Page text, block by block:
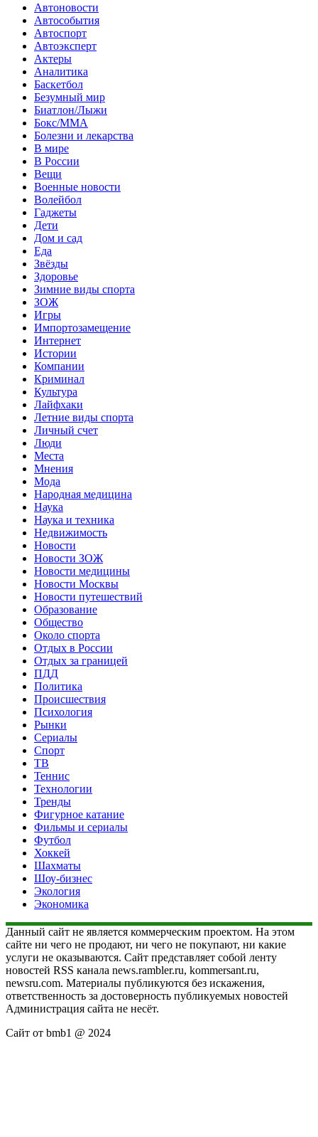
Автоновости
Автособытия
Автоспорт
Автоэксперт
Актеры
Аналитика
Баскетбол
Безумный мир
Биатлон/Лыжи
Бокс/MMA
Болезни и лекарства
В мире
В России
Вещи
Военные новости
Волейбол
Гаджеты
Дети
Дом и сад
Еда
Звёзды
Здоровье
Зимние виды спорта
ЗОЖ
Игры
Импортозамещение
Интернет
Истории
Компании
Криминал
Культура
Лайфхаки
Летние виды спорта
Личный счет
Люди
Места
Мнения
Мода
Народная медицина
Наука
Наука и техника
Недвижимость
Новости
Новости ЗОЖ
Новости медицины
Новости Москвы
Новости путешествий
Образование
Общество
Около спорта
Отдых в России
Отдых за границей
ПДД
Политика
Происшествия
Психология
Рынки
Сериалы
Спорт
ТВ
Теннис
Технологии
Тренды
Фигурное катание
Фильмы и сериалы
Футбол
Хоккей
Шахматы
Шоу-бизнес
Экология
Экономика
Данный сайт не является коммерческим проектом. На этом
сайте ни чего не продают, ни чего не покупают, ни какие
услуги не оказываются. Сайт представляет собой ленту
новостей RSS канала news.rambler.ru, kommersant.ru,
newsru.com. Материалы публикуются без искажения,
ответственность за достоверность публикуемых новостей
Администрация сайта не несёт.
Сайт от bmb1 @ 2024